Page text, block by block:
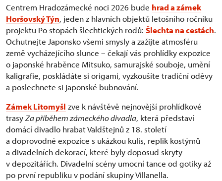
Centrem Hradozámecké noci 2026 bude hrad a zámek
Horšovský Týn, jeden z hlavních objektů letošního ročníku
projektu Po stopách šlechtických rodů: Šlechta na cestách.
Ochutnejte Japonsko všemi smysly a zažijte atmosféru
země vycházejícího slunce – čekají vás prohlídky expozice
o japonské hraběnce Mitsuko, samurajské souboje, umění
kaligrafie, poskládáte si origami, vyzkoušíte tradiční oděvy
a poslechnete si japonské bubnování.
Zámek Litomyšl zve k návštěvě nejnovější prohlídkové
trasyZa příběhem zámeckého divadla, která představí
domácí divadlo hrabat Valdštejnů z 18. století
a doprovodné expozice s ukázkou kulis, replik kostýmů
a divadelních dekorací, které byly doposud skryty
v depozitářích. Divadelní scény umocní tance od gotiky až
po první republiku v podání skupiny Villanella.